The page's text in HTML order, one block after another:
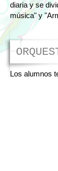
diaria y se
música" y
Los alumnos